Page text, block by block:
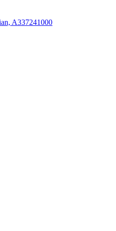
A337241000